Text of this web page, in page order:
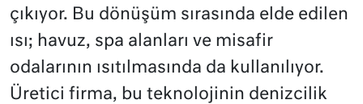
çıkıyor. Bu dönüşüm sırasında elde edilen
ısı; havuz, spa alanları ve misafir
odalarının ısıtılmasında da kullanılıyor.
Üretici firma, bu teknolojinin denizcilik